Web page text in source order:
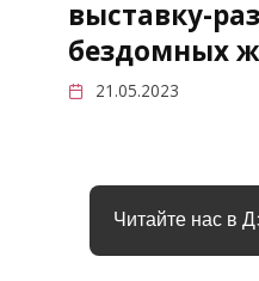
выставку-
бездомных
21.05.2023
Читайте нас в